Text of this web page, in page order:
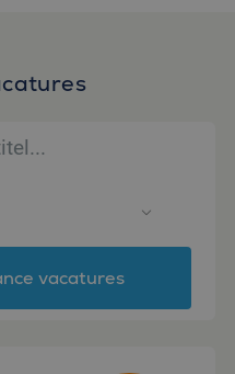
vacatures